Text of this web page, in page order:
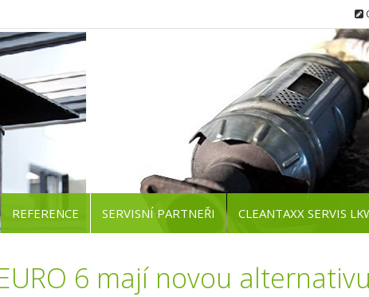
6 mají novou
REFERENCE SERVISNÍ PARTNEŘI CLEANTAXX SERVIS